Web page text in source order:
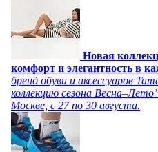
Новая
комфорт и элегантность в
бренд обуви и аксессуаров
коллекцию сезона
Москве, с 27 по 30 августа.